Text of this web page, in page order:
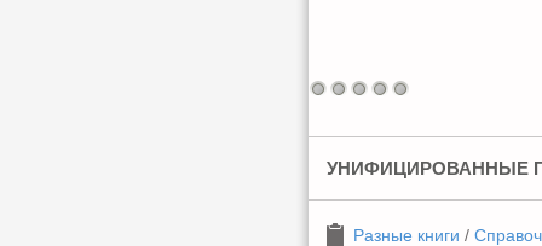
УНИФИЦИРОВАННЫЕ
Разные книги /